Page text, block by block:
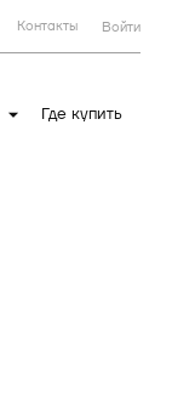
Контакты Войти
Где купить